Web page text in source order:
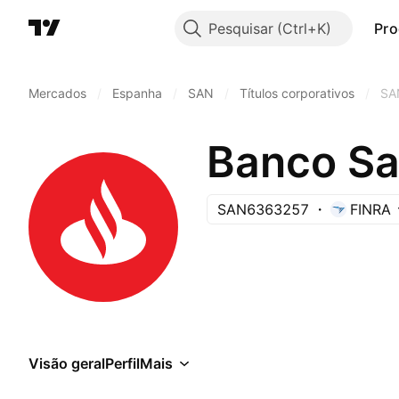
Pesquisar
Mercados Espanha SAN Títulos corporativos
SAN6363257 FINRA
Visão geralPerfilMais